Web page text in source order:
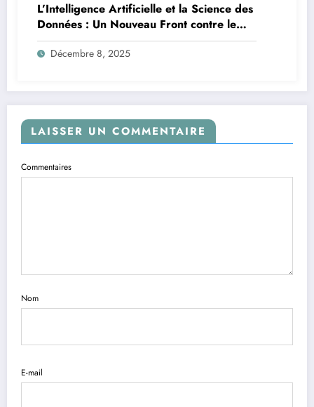
L’Intelligence Artificielle et la Science des
Données : Un Nouveau Front contre le
Paludisme en Afrique
Décembre 8, 2025
LAISSER UN COMMENTAIRE
Commentaires
Nom
E-mail